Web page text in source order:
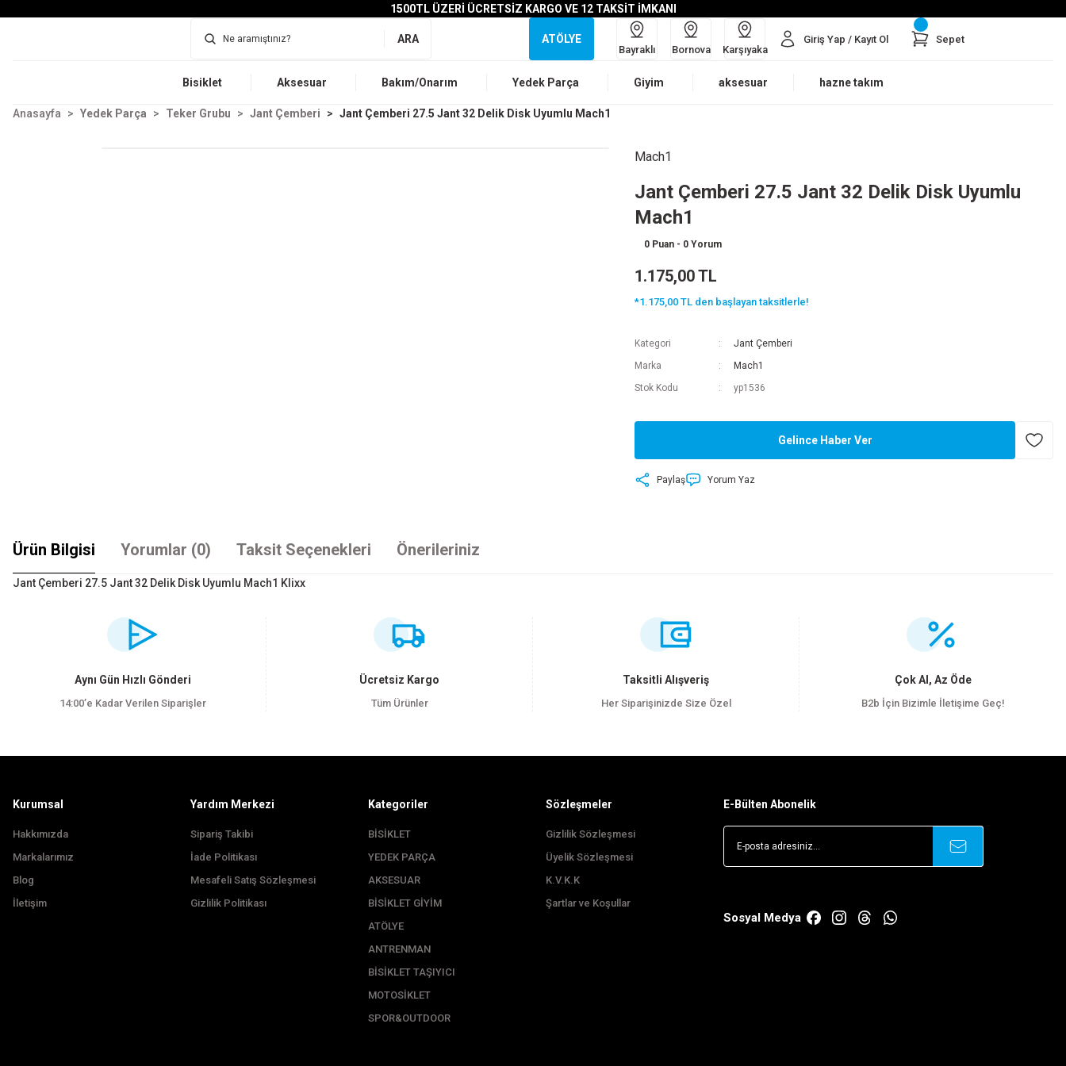
1500TL ÜZERİ ÜCRETSİZ KARGO VE 12 TAKSİT İMKANI
ARA ATÖLYE
Bayraklı Bornova Karşıyaka
Giriş Yap / Kayıt Ol Sepet
Bisiklet Aksesuar Bakım/Onarım Yedek Parça Giyim aksesuar hazne takım
Anasayfa Yedek Parça Teker Grubu Jant Çemberi Jant Çemberi 27.5 Jant 32 Delik Disk Uyumlu Mach1
Mach1
Jant Çemberi 27.5 Jant 32 Delik Disk Uyumlu
Mach1
0 Puan - 0 Yorum
1.175,00 TL
*1.175,00 TL den başlayan taksitlerle!
Kategori
Jant Çemberi
Marka
Mach1
Stok Kodu
yp1536
Gelince Haber Ver
Paylaş Yorum Yaz
Ürün Bilgisi Yorumlar (0) Taksit Seçenekleri Önerileriniz
Jant Çemberi 27.5 Jant 32 Delik Disk Uyumlu Mach1 Klixx
Görüş ve önerileriniz için teşekkür ederiz.
Ürün açıklamasında eksik bilgiler bulunuyor.
Ürün bilgilerinde hatalar bulunuyor.
Aynı Gün Hızlı Gönderi
14:00’e Kadar Verilen Siparişler
Ücretsiz Kargo
Tüm Ürünler
Taksitli Alışveriş
Her Siparişinizde Size Özel
Çok Al, Az Öde
B2b İçin Bizimle İletişime Geç!
Kurumsal
Hakkımızda
Markalarımız
Blog
İletişim
Yardım Merkezi
Sipariş Takibi
İade Politikası
Mesafeli Satış Sözleşmesi
Gizlilik Politikası
Kategoriler
BİSİKLET
YEDEK PARÇA
AKSESUAR
BİSİKLET GİYİM
ATÖLYE
ANTRENMAN
BİSİKLET TAŞIYICI
MOTOSİKLET
SPOR&OUTDOOR
Sözleşmeler
Gizlilik Sözleşmesi
Üyelik Sözleşmesi
K.V.K.K
Şartlar ve Koşullar
E-Bülten Abonelik
Sosyal Medya